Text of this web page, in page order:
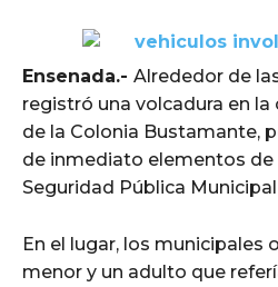
Ensenada.- Alrededor de
registró una volcadura en la
de la Colonia Bustamante,
de inmediato elementos de
Seguridad Pública Municipal
En el lugar, los municipales
menor y un adulto que